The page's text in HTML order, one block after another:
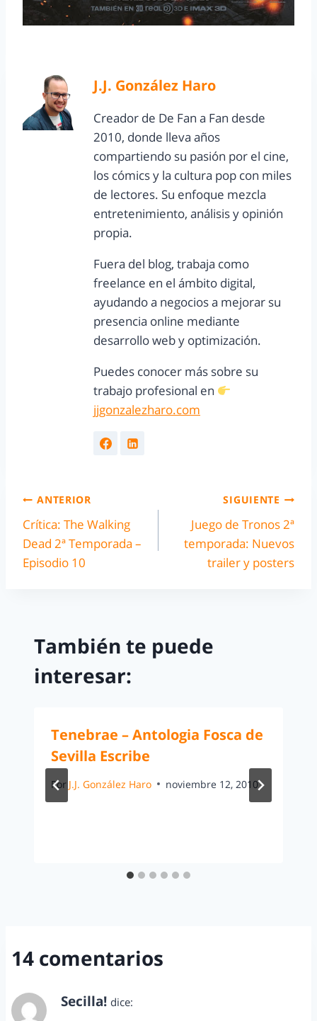
J.J. González Haro
Creador de De Fan a Fan desde
2010, donde lleva años
compartiendo su pasión por el cine,
los cómics y la cultura pop con miles
de lectores. Su enfoque mezcla
entretenimiento, análisis y opinión
propia.
Fuera del blog, trabaja como
freelance en el ámbito digital,
ayudando a negocios a mejorar su
presencia online mediante
desarrollo web y optimización.
Puedes conocer más sobre su
trabajo profesional en
jjgonzalezharo.com
ANTERIOR
Crítica: The Walking
Dead 2ª Temporada –
Episodio 10
SIGUIENTE
Juego de Tronos 2ª
temporada: Nuevos
trailer y posters
También te puede
interesar:
Tenebrae – Antologia Fosca de
Sevilla Escribe
Por J.J. González Haro noviembre 12, 2010
14 comentarios
Secilla! dice: